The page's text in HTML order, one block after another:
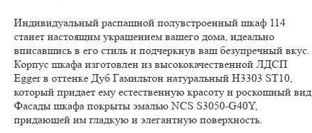
Индивидуальный распашной полувстроенный шкаф 114
станет настоящим украшением вашего дома, идеально
вписавшись в его стиль и подчеркнув ваш безупречный вкус.
Корпус шкафа изготовлен из высококачественной ЛДСП
Egger в оттенке Дуб Гамильтон натуральный H3303 ST10,
который придает ему естественную красоту и роскошный
Фасады шкафа покрыты эмалью NCS S3050-G40Y,
придающей им гладкую и элегантную поверхность.